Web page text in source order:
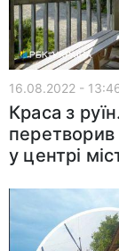
16.08.2022 -
Краса з
у центрі